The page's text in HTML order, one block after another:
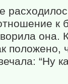
к
она.
положено,
“Ну